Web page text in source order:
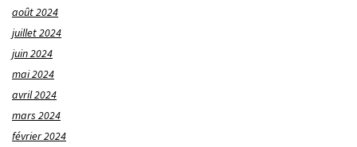
août 2024
juillet 2024
juin 2024
mai 2024
avril 2024
mars 2024
février 2024